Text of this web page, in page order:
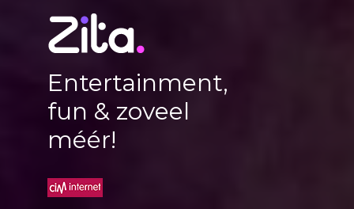
Entertainment,
fun & zoveel
méér!